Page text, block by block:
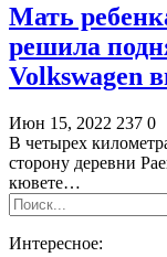
Мать
решила
Volkswagen
Июн 15, 2022 237 0
В четырех
сторону деревни
кювете…
Интересное: